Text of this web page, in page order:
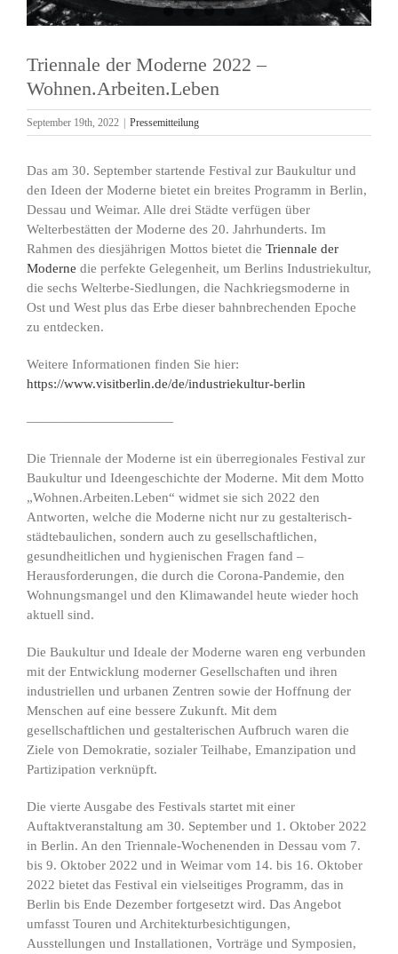
Triennale der Moderne 2022 –
Wohnen.Arbeiten.Leben
September 19th, 2022 Pressemitteilung
Das am 30. September startende Festival zur Baukultur und
den Ideen der Moderne bietet ein breites Programm in Berlin,
Dessau und Weimar. Alle drei Städte verfügen über
Welterbestätten der Moderne des 20. Jahrhunderts. Im
Rahmen des diesjährigen Mottos bietet die Triennale der
Moderne die perfekte Gelegenheit, um Berlins Industriekultur,
die sechs Welterbe-Siedlungen, die Nachkriegsmoderne in
Ost und West plus das Erbe dieser bahnbrechenden Epoche
zu entdecken.
Weitere Informationen finden Sie hier:
https://www.visitberlin.de/de/industriekultur-berlin
———————————
Die Triennale der Moderne ist ein überregionales Festival zur
Baukultur und Ideengeschichte der Moderne. Mit dem Motto
„Wohnen.Arbeiten.Leben“ widmet sie sich 2022 den
Antworten, welche die Moderne nicht nur zu gestalterisch-
städtebaulichen, sondern auch zu gesellschaftlichen,
gesundheitlichen und hygienischen Fragen fand –
Herausforderungen, die durch die Corona-Pandemie, den
Wohnungsmangel und den Klimawandel heute wieder hoch
aktuell sind.
Die Baukultur und Ideale der Moderne waren eng verbunden
mit der Entwicklung moderner Gesellschaften und ihren
industriellen und urbanen Zentren sowie der Hoffnung der
Menschen auf eine bessere Zukunft. Mit dem
gesellschaftlichen und gestalterischen Aufbruch waren die
Ziele von Demokratie, sozialer Teilhabe, Emanzipation und
Partizipation verknüpft.
Die vierte Ausgabe des Festivals startet mit einer
Auftaktveranstaltung am 30. September und 1. Oktober 2022
in Berlin. An den Triennale-Wochenenden in Dessau vom 7.
bis 9. Oktober 2022 und in Weimar vom 14. bis 16. Oktober
2022 bietet das Festival ein vielseitiges Programm, das in
Berlin bis Ende Dezember fortgesetzt wird. Das Angebot
umfasst Touren und Architekturbesichtigungen,
Ausstellungen und Installationen, Vorträge und Symposien,